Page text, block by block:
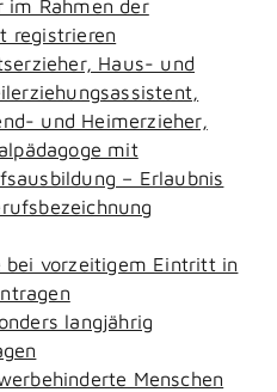
im Rahmen der
registrieren
Haus- und
und Heimerzieher,
mit
– Erlaubnis
bei vorzeitigem Eintritt in
langjährig
Menschen